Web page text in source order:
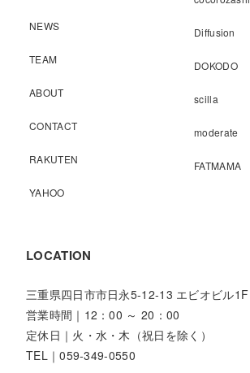
NEWS
TEAM
ABOUT
CONTACT
RAKUTEN
YAHOO
Diffusion
DOKODO
scilla
moderate
FATMAMA
LOCATION
三重県四日市市日永5-12-13 エビオビル1F
営業時間｜12：00 ～ 20：00
定休日｜火・水・木（祝日を除く）
TEL｜059-349-0550